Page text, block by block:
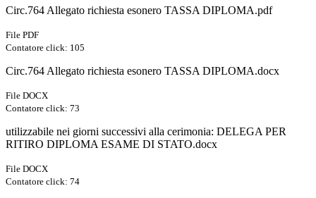
Circ.764 Allegato richiesta esonero TASSA DIPLOMA.pdf
File PDF
Contatore click: 105
Circ.764 Allegato richiesta esonero TASSA DIPLOMA.docx
File DOCX
Contatore click: 73
utilizzabile nei giorni successivi alla cerimonia: DELEGA PER
RITIRO DIPLOMA ESAME DI STATO.docx
File DOCX
Contatore click: 74